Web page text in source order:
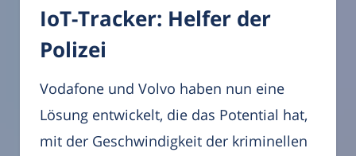
IoT-Tracker: Helfer der
Polizei
Vodafone und Volvo haben nun eine
Lösung entwickelt, die das Potential hat,
mit der Geschwindigkeit der kriminellen